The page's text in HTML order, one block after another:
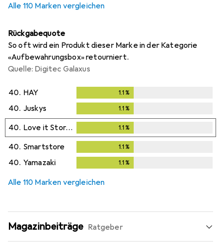
Alle 110 Marken vergleichen
Rückgabequote
So oft wird ein Produkt dieser Marke in der Kategorie
«Aufbewahrungsbox» retourniert.
Quelle: Digitec Galaxus
40. HAY 1.1 %
40. Juskys 1.1 %
40. Love it Store it 1.1 %
40. Smartstore 1.1 %
40. Yamazaki 1.1 %
Alle 110 Marken vergleichen
Magazinbeiträge Ratgeber